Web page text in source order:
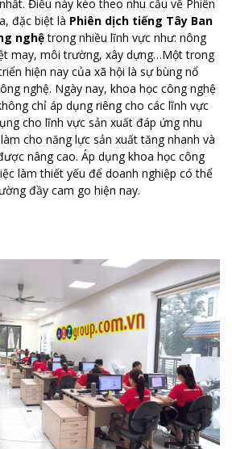
Điều này kéo theo nhu cầu về Phiên
đặc biệt là Phiên dịch tiếng Tây Ban
nghệtrong nhiều lĩnh vực như: nông
may, môi trường, xây dựng…Một trong
hiện nay của xã hội là sự bùng nổ
nghệ. Ngày nay, khoa học công nghệ
chỉ áp dụng riêng cho các lĩnh vực
cho lĩnh vực sản xuất đáp ứng nhu
cho năng lực sản xuất tăng nhanh và
nâng cao. Áp dụng khoa học công
làm thiết yếu để doanh nghiệp có thể
đầy cam go hiện nay.